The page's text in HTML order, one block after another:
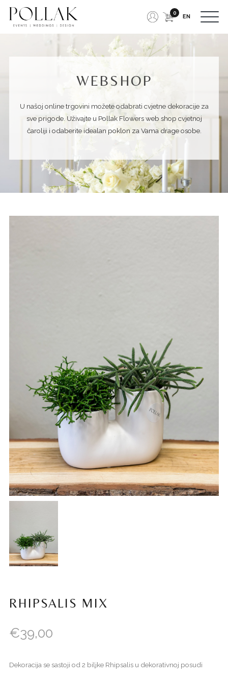
0
EN
WEBSHOP
U našoj online trgovini možete odabrati cvjetne dekoracije za
sve prigode. Uživajte u Pollak Flowers web shop cvjetnoj
čaroliji i odaberite idealan poklon za Vama drage osobe.
RHIPSALIS MIX
€39,00
Dekoracija se sastoji od 2 biljke Rhipsalis u dekorativnoj posudi